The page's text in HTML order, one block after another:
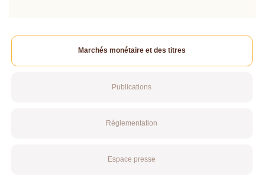
Marchés monétaire et des titres
Publications
Réglementation
Espace presse